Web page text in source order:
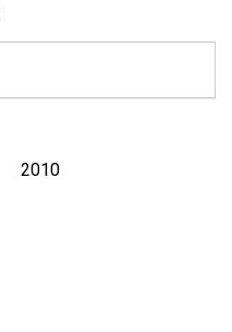
2010